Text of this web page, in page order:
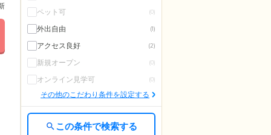
ペット可 (0)
外出自由 (1)
アクセス良好 (2)
新規オープン (0)
オンライン見学可 (0)
その他のこだわり条件を設定する
この条件で検索する